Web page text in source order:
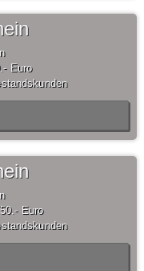
Euro
Euro